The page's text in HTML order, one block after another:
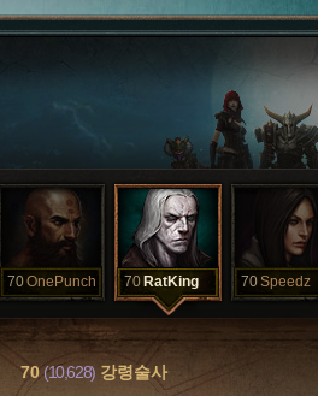
70OnePunch 70 RatKing 70Speedz
70(10,628)강령술사